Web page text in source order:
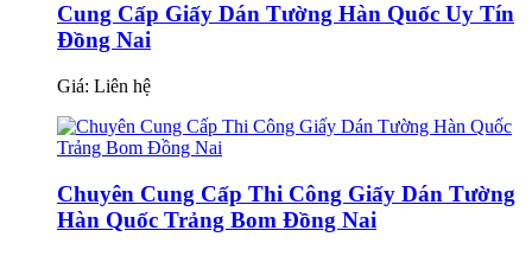
Cung Cấp Giấy Dán Tường Hàn Quốc Uy Tín
Đồng Nai
Giá: Liên hệ
Chuyên Cung Cấp Thi Công Giấy Dán Tường
Hàn Quốc Trảng Bom Đồng Nai